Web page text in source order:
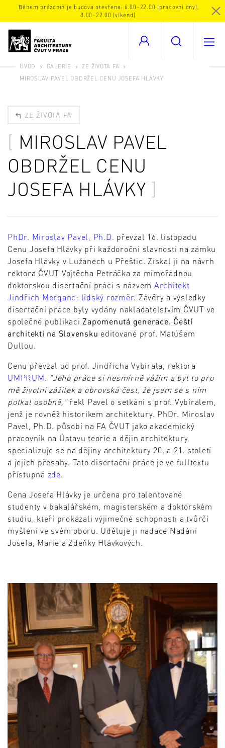
Během prázdnin je budova otevřena: 6.00–22.00 (pracovní dny),
8.00–22.00 (víkend).
ÚVOD GALERIE
ZE ŽIVOTA FA
MIROSLAV PAVEL OBDRŽEL CENU JOSEFA HLÁVKY
ZE ŽIVOTA FA
MIROSLAV PAVEL
OBDRŽEL CENU
JOSEFA HLÁVKY
PhDr. Miroslav Pavel, Ph.D. převzal 16. listopadu
Cenu Josefa Hlávky při každoroční slavnosti na zámku
Josefa Hlávky v Lužanech u Přeštic. Získal ji na návrh
rektora ČVUT Vojtěcha Petráčka za mimořádnou
doktorskou disertační práci s názvem Architekt
Jindřich Merganc: lidský rozměr. Závěry a výsledky
disertační práce byly vydány nakladatelstvím ČVUT ve
společné publikaci Zapomenutá generace. Čeští
architekti na Slovensku editované prof. Matúšem
Dullou.
Cenu převzal od prof. Jindřicha Vybírala, rektora
UMPRUM. "Jeho práce si nesmírně vážím a byl to pro
mě životní zážitek a obrovská čest, že jsem se s ním
potkal osobně,"řekl Pavel o setkání s prof. Vybíralem,
jenž je rovněž historikem architektury. PhDr. Miroslav
Pavel, Ph.D. působí na FA ČVUT jako akademický
pracovník na Ústavu teorie a dějin architektury,
specializuje se na dějiny architektury 20. a 21. století
a jejich přesahy. Tato disertační práce je ve fulltextu
přístupná zde.
Cena Josefa Hlávky je určena pro talentované
studenty v bakalářském, magisterském a doktorském
studiu, kteří prokázali výjimečné schopnosti a tvůrčí
myšlení ve svém oboru. Uděluje ji nadace Nadání
Josefa, Marie a Zdeňky Hlávkových.